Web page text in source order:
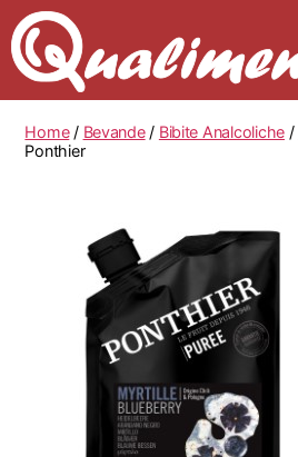
Home/ Bevande/ Bibite Analcoliche/
Ponthier